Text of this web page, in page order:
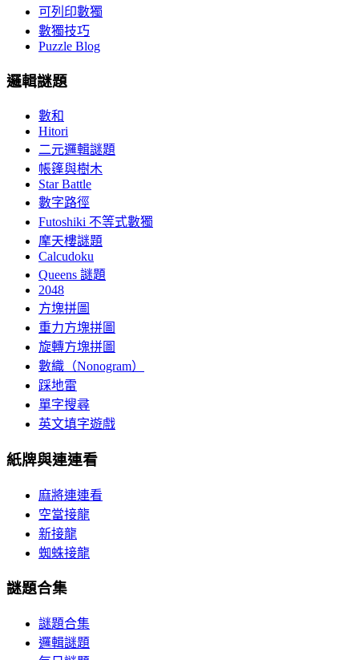
可列印數獨
數獨技巧
Puzzle Blog
邏輯謎題
數和
Hitori
二元邏輯謎題
帳篷與樹木
Star Battle
數字路徑
Futoshiki 不等式數獨
摩天樓謎題
Calcudoku
Queens 謎題
2048
方塊拼圖
重力方塊拼圖
旋轉方塊拼圖
數織（Nonogram）
踩地雷
單字搜尋
英文填字遊戲
紙牌與連連看
麻將連連看
空當接龍
新接龍
蜘蛛接龍
謎題合集
謎題合集
邏輯謎題